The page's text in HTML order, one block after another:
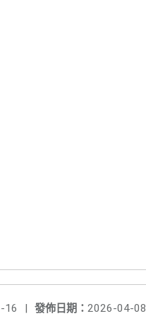
發佈日期： 2026-04-08
16 |